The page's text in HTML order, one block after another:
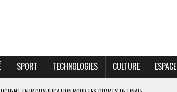
SPORT TECHNOLOGIES CULTURE